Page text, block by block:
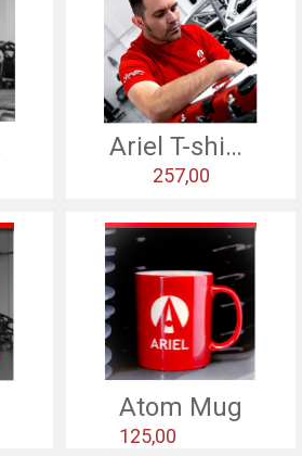
Ariel T-shirt - red
257,00
Atom Mug
125,00